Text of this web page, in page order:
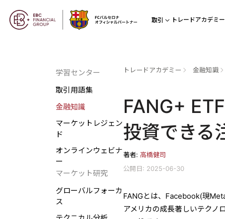
取引 トレードアカデミー
学習センター
取引用語集
金融知識
マーケットレジェン
ド
オンラインウェビナ
ー
マーケット研究
グローバルフォーカ
ス
トレードアカデミー 金融知識
FANG+
投資できる
著者: 高橋健司
公開日: 2025-06-30
FANGとは、Facebook(現
アメリカの成長著しいテクノ